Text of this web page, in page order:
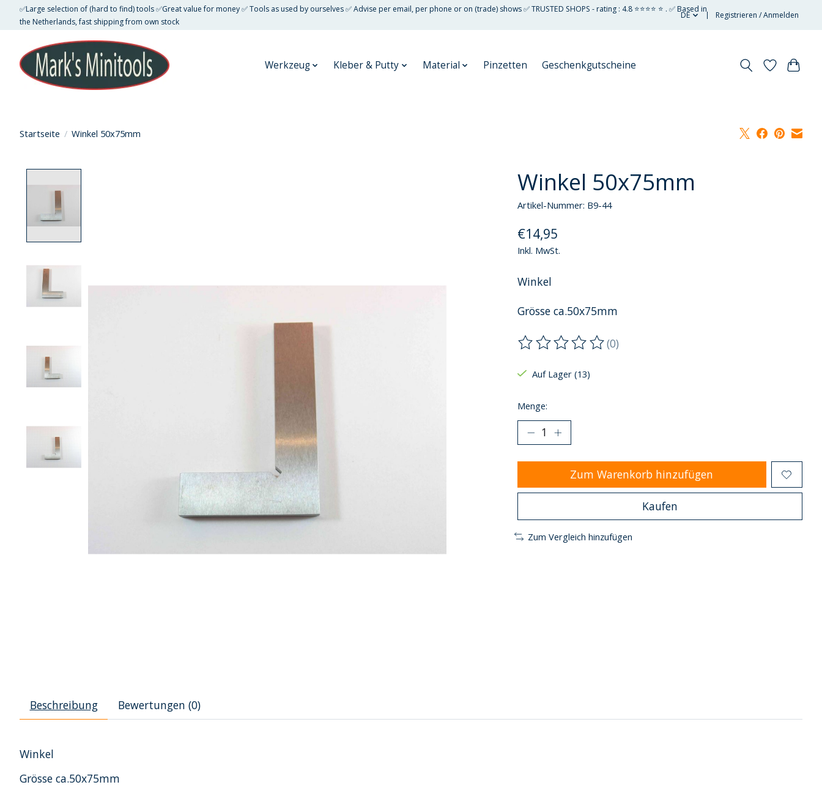
✅Large selection of (hard to find) tools ✅Great value for money ✅ Tools as used by ourselves ✅ Advise per email, per phone or on (trade) shows ✅ TRUSTED SHOPS - rating : 4.8 ⭐⭐⭐⭐ ⭐ . ✅ Based in
the Netherlands, fast shipping from own stock
DE Registrieren / Anmelden
Werkzeug Kleber & Putty Material Pinzetten Geschenkgutscheine
Startseite / Winkel 50x75mm
Winkel 50x75mm
Artikel-Nummer: B9-44
€14,95
Inkl. MwSt.
Winkel
Grösse ca.50x75mm
Die Bewertung dieses Produkts ist
(0)
Auf Lager (13)
Menge:
Zum Warenkorb hinzufügen
Kaufen
Zum Vergleich hinzufügen
Beschreibung Bewertungen (0)
Winkel
Grösse ca.50x75mm